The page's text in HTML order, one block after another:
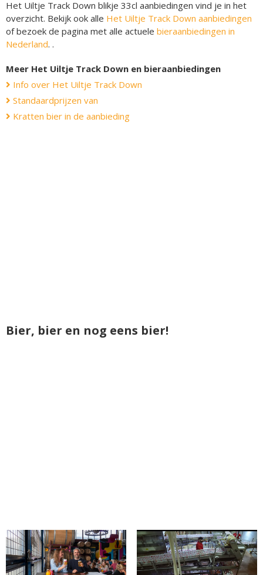
Het Uiltje Track Down blikje 33cl aanbiedingen vind je in het
overzicht. Bekijk ook alle Het Uiltje Track Down aanbiedingen
of bezoek de pagina met alle actuele bieraanbiedingen in
Nederland. .
Meer Het Uiltje Track Down en bieraanbiedingen
Info over Het Uiltje Track Down
Standaardprijzen van
Kratten bier in de aanbieding
Bier, bier en nog eens bier!